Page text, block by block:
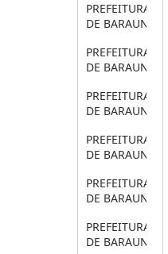
PREFEITURA
DE BARAUNA
PREFEITURA
DE BARAUNA
PREFEITURA
DE BARAUNA
PREFEITURA
DE BARAUNA
PREFEITURA
DE BARAUNA
PREFEITURA
DE BARAUNA